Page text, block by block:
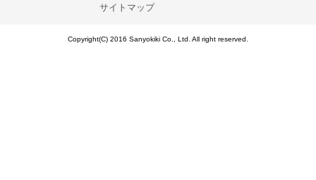
サイトマップ
Copyright(C) 2016 Sanyokiki Co., Ltd. All right reserved.